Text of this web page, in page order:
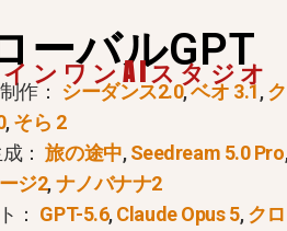
を明確にすることが極めて
のストリームを視聴するユ
ーバルGPT
ンワンAIスタジオ
作： シーダンス2.0,ベオ 3.1,ク
,そら 2
成：旅の途中,Seedream 5.0 Pro
ジ2,ナノバナナ2
： GPT-5.6,Claude Opus 5,クロ